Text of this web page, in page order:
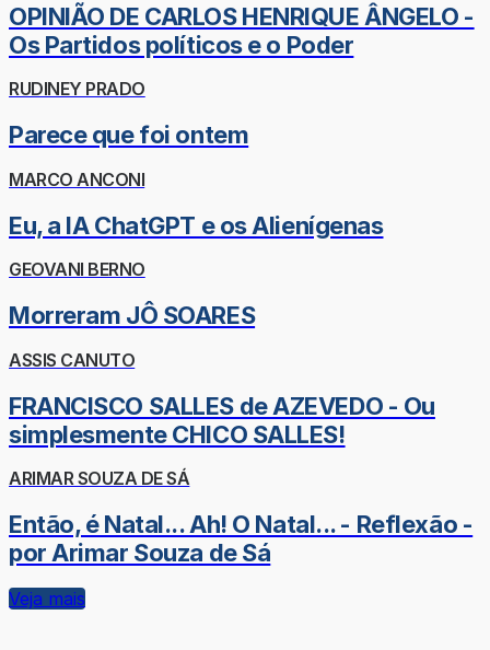
OPINIÃO DE CARLOS HENRIQUE ÂNGELO -
Os Partidos políticos e o Poder
RUDINEY PRADO
Parece que foi ontem
MARCO ANCONI
Eu, a IA ChatGPT e os Alienígenas
GEOVANI BERNO
Morreram JÔ SOARES
ASSIS CANUTO
FRANCISCO SALLES de AZEVEDO - Ou
simplesmente CHICO SALLES!
ARIMAR SOUZA DE SÁ
Então, é Natal... Ah! O Natal... - Reflexão -
por Arimar Souza de Sá
Veja mais